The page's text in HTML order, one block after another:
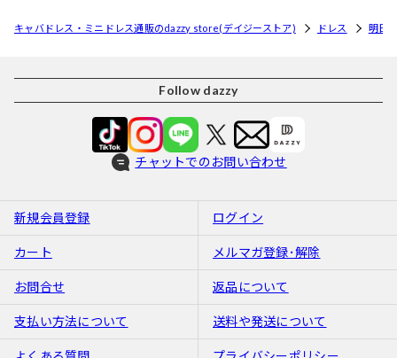
キャバドレス・ミニドレス通販のdazzy store(デイジーストア) ドレス 明日
Follow dazzy
チャットでのお問い合わせ
新規会員登録 ログイン
カート メルマガ登録･解除
お問合せ 返品について
支払い方法について 送料や発送について